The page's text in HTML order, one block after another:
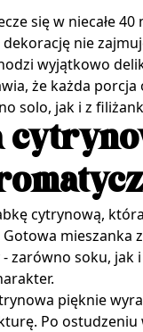
się w niecałe 40
nie
wyjątkowo
że każda porcja
solo, jak i z
cytrynową,
mieszanka
zarówno soku,
pięknie
Po